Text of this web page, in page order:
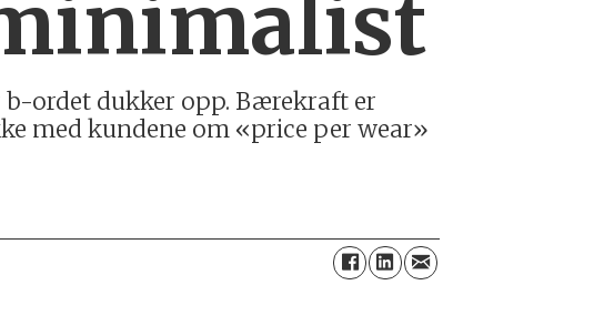
ordet dukker opp. Bærekraft er
med kundene om «price per wear»